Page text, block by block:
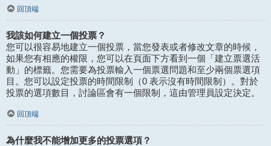
回頂端
我該如何建立一個投票？
您可以很容易地建立一個投票，當您發表或者修改文章的時候，
如果您有相應的權限，您可以在頁面下方看到一個「建立票選活
動」的標籤。您需要為投票輸入一個票選問題和至少兩個票選項
目。您可以設定投票的時間限制（0 表示沒有時間限制）。對於
投票的選項數目，討論區會有一個限制，這由管理員設定決定。
回頂端
為什麼我不能增加更多的投票選項？